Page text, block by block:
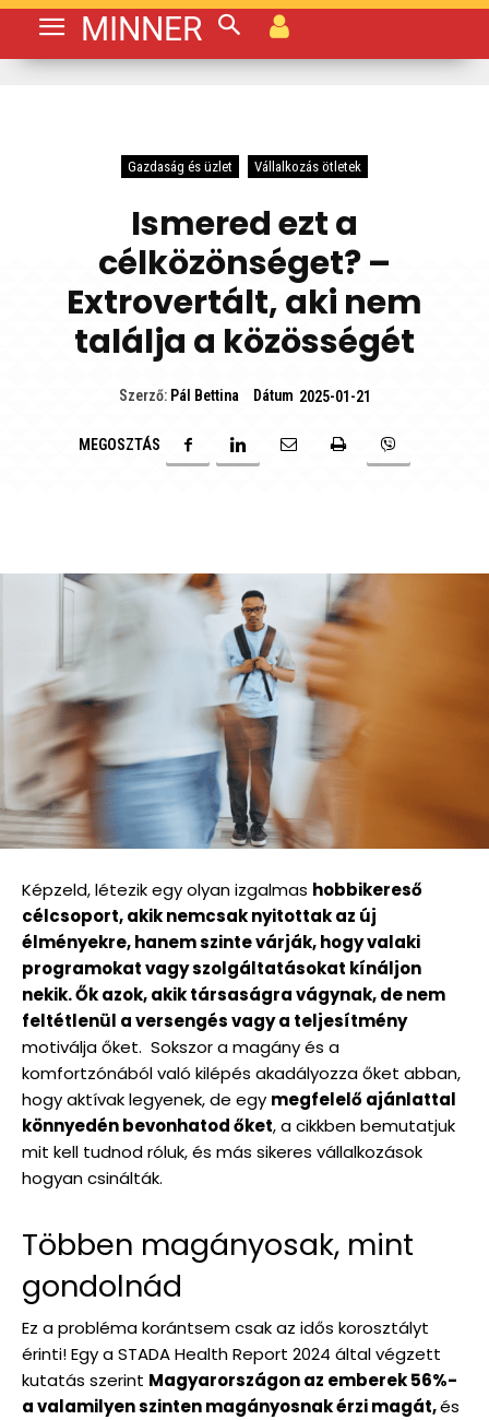
MINNER
Gazdaság és üzlet Vállalkozás ötletek
Ismered ezt a
célközönséget? –
Extrovertált, aki nem
találja a közösségét
Szerző: Pál Bettina Dátum 2025-01-21
MEGOSZTÁS
Képzeld, létezik egy olyan izgalmas hobbikereső
célcsoport, akik nemcsak nyitottak az új
élményekre, hanem szinte várják, hogy valaki
programokat vagy szolgáltatásokat kínáljon
nekik. Ők azok, akik társaságra vágynak, de nem
feltétlenül a versengés vagy a teljesítmény
motiválja őket. Sokszor a magány és a
komfortzónából való kilépés akadályozza őket abban,
hogy aktívak legyenek, de egy megfelelő ajánlattal
könnyedén bevonhatod őket, a cikkben bemutatjuk
mit kell tudnod róluk, és más sikeres vállalkozások
hogyan csinálták.
Többen magányosak, mint
gondolnád
Ez a probléma korántsem csak az idős korosztályt
érinti! Egy a STADA Health Report 2024 által végzett
kutatás szerint Magyarországon az emberek 56%-
a valamilyen szinten magányosnak érzi magát,és